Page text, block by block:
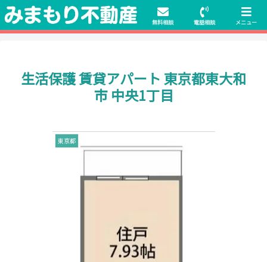
初期費用無料物件や保証人不要の物件も豊富にご用意！相談料無料でも申
請・手続きサポート付き！
生活保護 賃貸アパート 東京都東大和
市 中央1丁目
東京都
無料相談 電話相談 メニュー